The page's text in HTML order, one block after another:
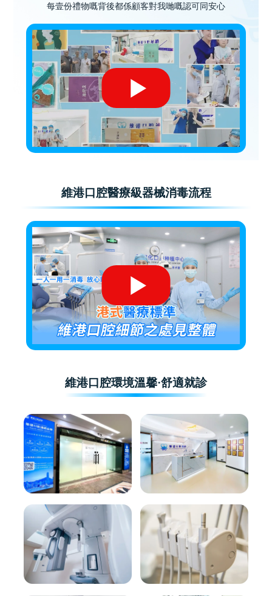
每壹份禮物嘅背後都係顧客對我哋嘅認可同安心
維港口腔醫療級器械消毒流程
維港口腔環境溫馨·舒適就診